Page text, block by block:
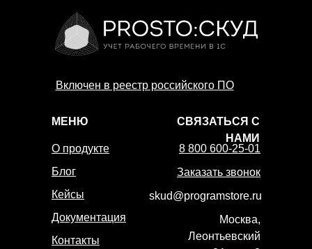
МЕНЮ
О продукте
Кейсы
Документация
Контакты
СВЯЗАТЬСЯ С
НАМИ
8 800 600-25-01
Заказать звонок
skud@programstore.ru
Москва,
Леонтьевский
Включен в реестр российского ПО
Блог